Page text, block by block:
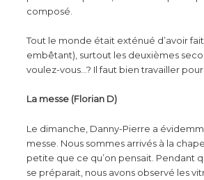
composé.
Tout le monde était exténué d’avoir
embêtant), surtout les deuxièmes
voulez-vous…? Il faut bien travailler pour
La messe (Florian D)
Le dimanche, Danny-Pierre a
messe. Nous sommes arrivés à la
petite que ce qu’on pensait. Pendant
se préparait, nous avons observé les